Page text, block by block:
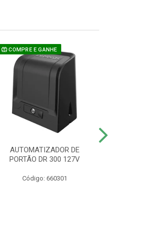
COMPRE E GANHE
AUTOMATIZADOR DE
PORTÃO DR 300 127V
Código: 660301